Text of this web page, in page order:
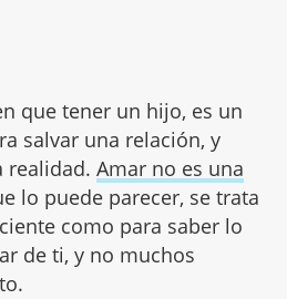
que tener un hijo, es un
salvar una relación, y
realidad. Amar no es una
lo puede parecer, se trata
como para saber lo
de ti, y no muchos